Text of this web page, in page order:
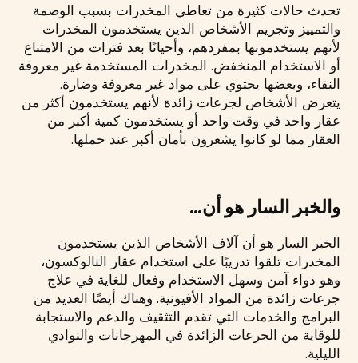
تحدث حالات كثيرة من تعاطي المخدرات بسبب الوصمة
والتمييز وتجريم الأشخاص الذين يستخدمون المخدرات
لأنهم يستخدمونها بمفردهم، وأحيانًا بعد فترات من الامتناع
أو الاستخدام المنخفض. المخدرات المستخدمة غير معروفة
النقاء، وبعضها يحتوي على مواد غير معروفة وضارة.
يتعرض الأشخاص لجرعات زائدة لأنهم يستخدمون أكثر من
عقار واحد في وقت واحد أو يستخدمون كمية أكبر من
العقار مما لو كانوا يشعرون بأمان أكبر عند حملها.
والخبر السار هو أن…
الخبر السار هو أن آلاف الأشخاص الذين يستخدمون
المخدرات تلقوا تدريبًا على استخدام عقار النالوكسون،
وهو دواء آمن وسهل الاستخدام وفعال للغاية في علاج
جرعات زائدة من المواد الأفيونية. وهناك أيضًا العديد من
البرامج والخدمات التي تقدم التثقيف والدعم والاستجابة
للوقاية من الجرعات الزائدة في المهرجانات والنوادي
الليلية.